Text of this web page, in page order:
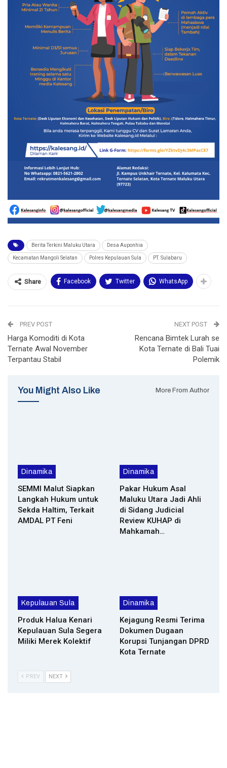
Berita Terkini Maluku Utara Desa Auponhia
Kecamatan Mangoli Selatan Polres Kepulauan Sula PT. Sulabaru
Share Facebook Twitter WhatsApp
PREV POST
Harga Komoditi di Kota
Ternate Awal November
Terpantau Stabil
NEXT POST
Rencana Bimtek Lurah se
Kota Ternate di Bali Tuai
Polemik
You Might Also Like More From Author
Dinamika
SEMMI Malut Siapkan
Langkah Hukum untuk
Sekda Haltim, Terkait
AMDAL PT Feni
Dinamika
Pakar Hukum Asal
Maluku Utara Jadi Ahli
di Sidang Judicial
Review KUHAP di
Mahkamah…
Kepulauan Sula
Produk Halua Kenari
Kepulauan Sula Segera
Miliki Merek Kolektif
Dinamika
Kejagung Resmi Terima
Dokumen Dugaan
Korupsi Tunjangan DPRD
Kota Ternate
PREV NEXT